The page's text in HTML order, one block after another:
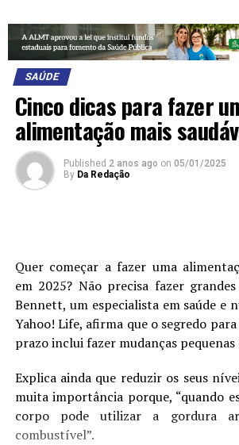
SAÚDE
Cinco dicas para fazer
alimentação mais
Published 2 anos ago on 05/01/2025
By Da Redação
Quer começar a fazer uma
em 2025? Não precisa fazer
Bennett, um especialista em saúde e
Yahoo! Life, afirma que o segredo
prazo inclui fazer mudanças
Explica ainda que reduzir os seus
muita importância porque, “quando
corpo pode utilizar a gordura
combustível”.